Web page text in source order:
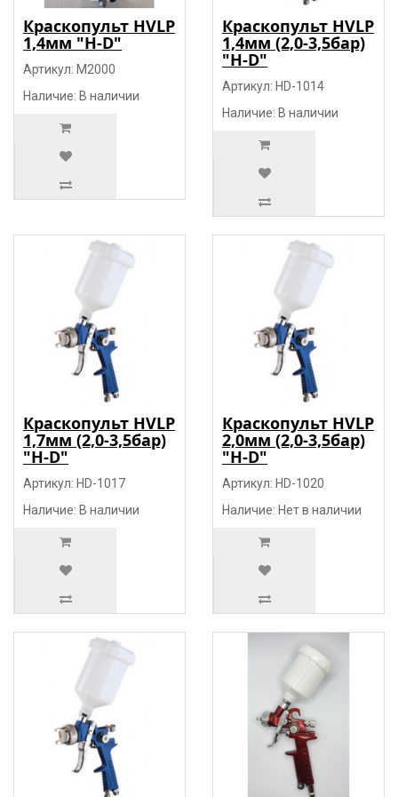
Краскопульт HVLP
1,4мм "H-D"
Артикул: M2000
Наличие: В наличии
Краскопульт HVLP
1,4мм (2,0-3,5бар)
"H-D"
Артикул: HD-1014
Наличие: В наличии
Краскопульт HVLP
1,7мм (2,0-3,5бар)
"H-D"
Артикул: HD-1017
Наличие: В наличии
Краскопульт HVLP
2,0мм (2,0-3,5бар)
"H-D"
Артикул: HD-1020
Наличие: Нет в наличии